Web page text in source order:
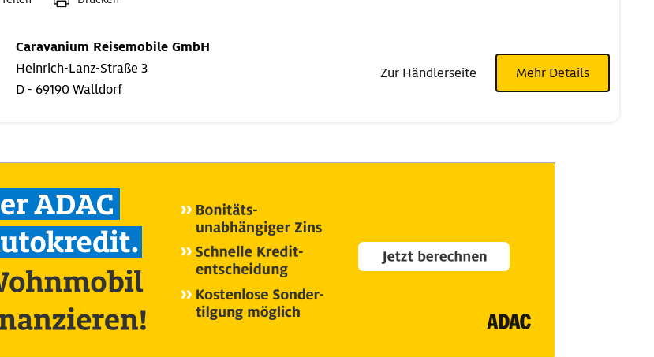
Caravanium Reisemobile GmbH
Heinrich-Lanz-Straße 3
D - 69190 Walldorf
Zur Händlerseite Mehr Details